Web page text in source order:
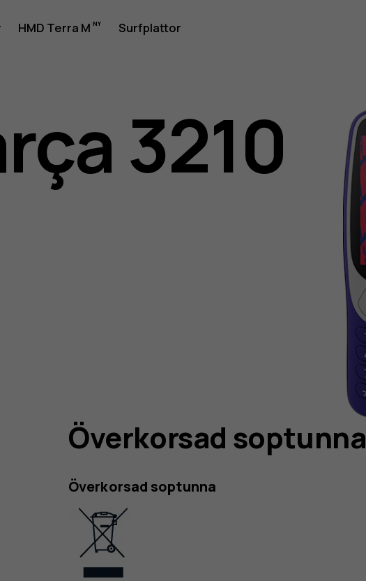
HMD Terra M Surfplattor
3210
Överkorsad soptunna
Överkorsad soptunna